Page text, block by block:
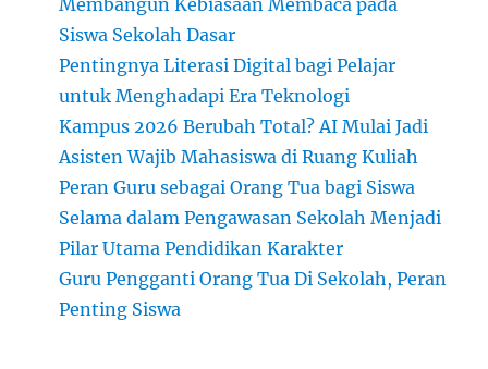
Membangun Kebiasaan Membaca pada
Siswa Sekolah Dasar
Pentingnya Literasi Digital bagi Pelajar
untuk Menghadapi Era Teknologi
Kampus 2026 Berubah Total? AI Mulai Jadi
Asisten Wajib Mahasiswa di Ruang Kuliah
Peran Guru sebagai Orang Tua bagi Siswa
Selama dalam Pengawasan Sekolah Menjadi
Pilar Utama Pendidikan Karakter
Guru Pengganti Orang Tua Di Sekolah, Peran
Penting Siswa